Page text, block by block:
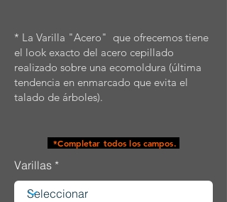
* La Varilla "Acero" que ofrecemos tiene
el look exacto del acero cepillado
realizado sobre una ecomoldura (última
tendencia en enmarcado que evita el
talado de árboles).
*Completar todos los campos.
Varillas